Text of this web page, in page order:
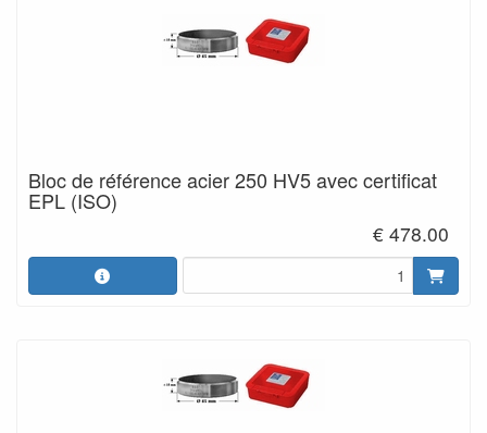
Bloc de référence acier 250 HV5 avec certificat
EPL (ISO)
€ 478.00